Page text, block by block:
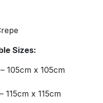
Sizes:
105cm x 105cm
115cm x 115cm